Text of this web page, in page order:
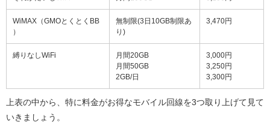
WiMAX（GMOとくとくBB
）
無制限(3日10GB制限あ
り)
3,470円
縛りなしWiFi
月間20GB
月間50GB
2GB/日
3,000円
3,250円
3,300円
上表の中から、特に料金がお得なモバイル回線を3つ取り上げて見て
いきましょう。